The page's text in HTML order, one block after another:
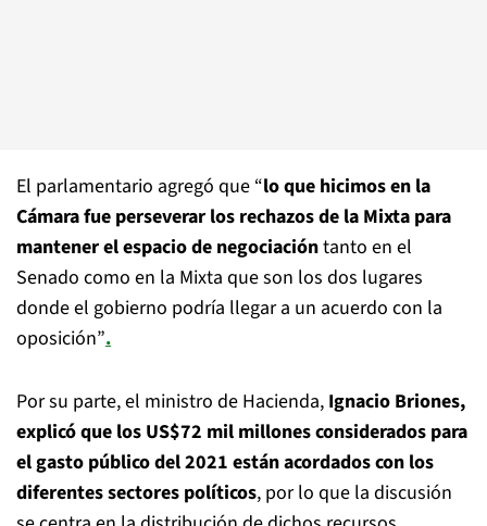
El parlamentario agregó que “lo que hicimos en la
Cámara fue perseverar los rechazos de la Mixta para
mantener el espacio de negociacióntanto en el
Senado como en la Mixta que son los dos lugares
donde el gobierno podría llegar a un acuerdo con la
oposición”.
Por su parte, el ministro de Hacienda, Ignacio Briones,
explicó que los US$72 mil millones considerados para
el gasto público del 2021 están acordados con los
diferentes sectores políticos, por lo que la discusión